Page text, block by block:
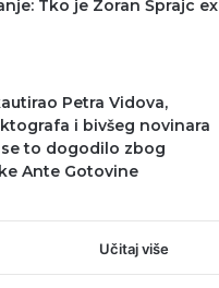
Tko je Zoran Šprajc ex
Petra Vidova,
i bivšeg novinara
se to dogodilo zbog
Ante Gotovine
Učitaj više